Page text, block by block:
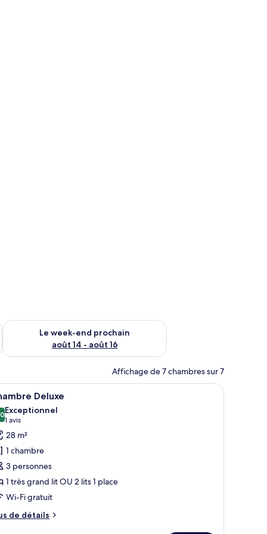
août 7 - août 9
Le week-end prochain
août 14 - août 16
Vérifier la disponibilité pour le week-end prochain août 14 -
Affichage de 7 chambres sur 7
:
Une chambre d’hôtel avec deux lits, un
6 Deluxe
sur 10
Exceptionnel
1 avis
(1 avis)
28 m²
1 chambre
3 personnes
1 très grand lit OU 2 lits 1 place
Wi-Fi gratuit
de détails